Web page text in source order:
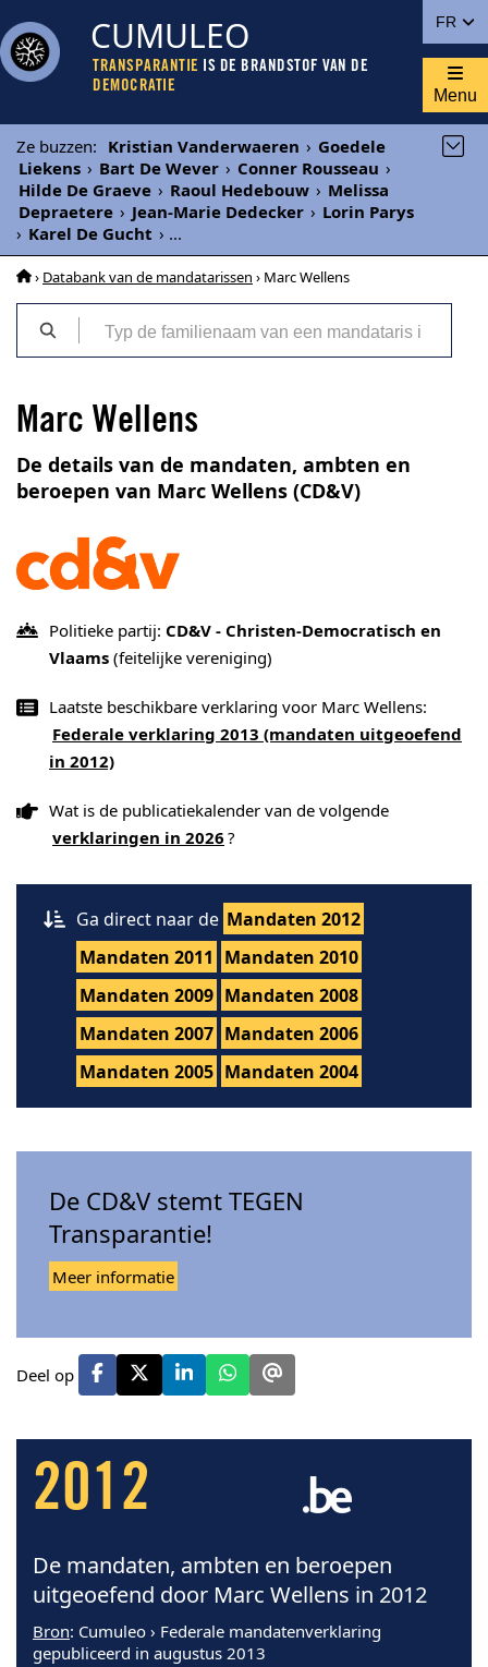
FR
CUMULEO
TRANSPARANTIE IS DE BRANDSTOF VAN DE
DEMOCRATIE
Menu
Ze buzzen: Kristian Vanderwaeren › Goedele
Liekens › Bart De Wever › Conner Rousseau ›
Hilde De Graeve › Raoul Hedebouw › Melissa
Depraetere › Jean-Marie Dedecker › Lorin Parys
› Karel De Gucht › ...
› Databank van de mandatarissen › Marc Wellens
Marc Wellens
De details van de mandaten, ambten en
beroepen van Marc Wellens (CD&V)
Politieke partij: CD&V - Christen-Democratisch en
Vlaams (feitelijke vereniging)
Laatste beschikbare verklaring voor Marc Wellens:
Federale verklaring 2013 (mandaten uitgeoefend
in 2012)
Wat is de publicatiekalender van de volgende
verklaringen in 2026 ?
Ga direct naar de Mandaten 2012
Mandaten 2011 Mandaten 2010
Mandaten 2009 Mandaten 2008
Mandaten 2007 Mandaten 2006
Mandaten 2005 Mandaten 2004
De CD&V stemt TEGEN
Transparantie!
Meer informatie
Deel op
2012
De mandaten, ambten en beroepen
uitgeoefend door Marc Wellens in 2012
Bron: Cumuleo › Federale mandatenverklaring
gepubliceerd in augustus 2013